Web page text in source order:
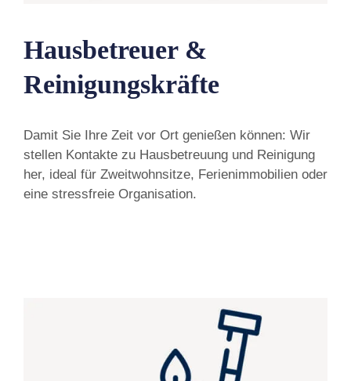
Hausbetreuer &
Reinigungskräfte
Damit Sie Ihre Zeit vor Ort genießen können: Wir
stellen Kontakte zu Hausbetreuung und Reinigung
her, ideal für Zweitwohnsitze, Ferienimmobilien oder
eine stressfreie Organisation.